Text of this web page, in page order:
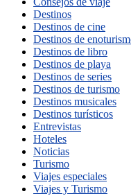
Destinos
Destinos de cine
Destinos de
Destinos de libro
Destinos de playa
Destinos de series
Destinos de turismo
Destinos musicales
Destinos turísticos
Entrevistas
Hoteles
Noticias
Turismo
Viajes especiales
Viajes y Turismo